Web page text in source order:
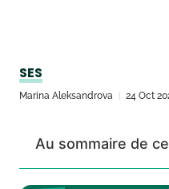
SES
Marina Aleksandrova 24 Oct
Au sommaire de